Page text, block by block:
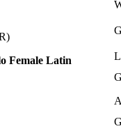
Female Latin